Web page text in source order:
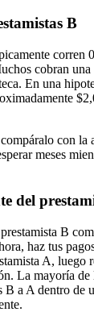
B
corren
cobran
En una
con la
meses
del
B
haz tus
A, luego
La mayoría de
B a A dentro de